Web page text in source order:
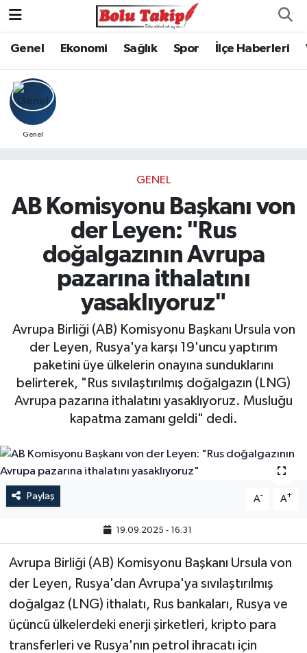
Genel Ekonomi Sağlık Spor İlçe Haberleri
Genel
GENEL
AB Komisyonu Başkanı von
der Leyen: "Rus
doğalgazının Avrupa
pazarına ithalatını
yasaklıyoruz"
Avrupa Birliği (AB) Komisyonu Başkanı Ursula von
der Leyen, Rusya'ya karşı 19'uncu yaptırım
paketini üye ülkelerin onayına sunduklarını
belirterek, "Rus sıvılaştırılmış doğalgazın (LNG)
Avrupa pazarına ithalatını yasaklıyoruz. Musluğu
kapatma zamanı geldi" dedi.
Paylaş A- A+
19.09.2025 - 16:31
Avrupa Birliği (AB) Komisyonu Başkanı Ursula von
der Leyen, Rusya'dan Avrupa'ya sıvılaştırılmış
doğalgaz (LNG) ithalatı, Rus bankaları, Rusya ve
üçüncü ülkelerdeki enerji şirketleri, kripto para
transferleri ve Rusya'nın petrol ihracatı için